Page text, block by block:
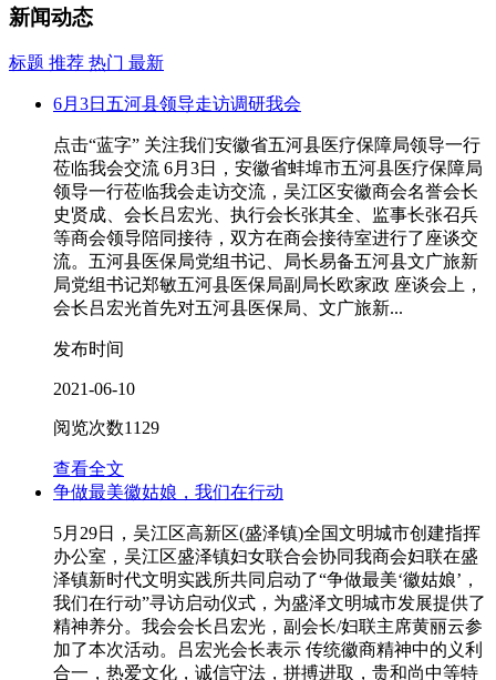
新闻动态
标题 推荐 热门 最新
6月3日五河县领导走访调研我会
点击“蓝字” 关注我们安徽省五河县医疗保障局领导一行
莅临我会交流 6月3日，安徽省蚌埠市五河县医疗保障局
领导一行莅临我会走访交流，吴江区安徽商会名誉会长
史贤成、会长吕宏光、执行会长张其全、监事长张召兵
等商会领导陪同接待，双方在商会接待室进行了座谈交
流。五河县医保局党组书记、局长易备五河县文广旅新
局党组书记郑敏五河县医保局副局长欧家政 座谈会上，
会长吕宏光首先对五河县医保局、文广旅新...
发布时间
2021-06-10
阅览次数1129
查看全文
争做最美徽姑娘，我们在行动
5月29日，吴江区高新区(盛泽镇)全国文明城市创建指挥
办公室，吴江区盛泽镇妇女联合会协同我商会妇联在盛
泽镇新时代文明实践所共同启动了“争做最美‘徽姑娘’，
我们在行动”寻访启动仪式，为盛泽文明城市发展提供了
精神养分。我会会长吕宏光，副会长/妇联主席黄丽云参
加了本次活动。吕宏光会长表示 传统徽商精神中的义利
合一，热爱文化，诚信守法，拼搏进取，贵和尚中等特